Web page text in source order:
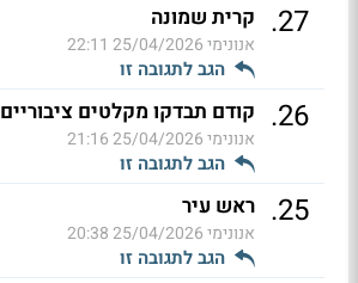
27
. קרית שמונה
אנונימי25/04/2026 22:11
הגב לתגובה זו
26
. קודם תבדקו מקלטים ציבוריים
אנונימי25/04/2026 21:16
הגב לתגובה זו
25
. ראש עיר
אנונימי25/04/2026 20:38
הגב לתגובה זו